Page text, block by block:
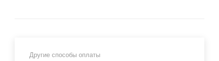
Другие способы оплаты